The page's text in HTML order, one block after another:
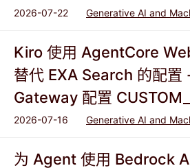
2026-07-22 Generative AI and
Kiro 使用 AgentCore
替代 EXA Search 的配
Gateway 配置
2026-07-16 Generative AI and
为 Agent 使用 Bedrock